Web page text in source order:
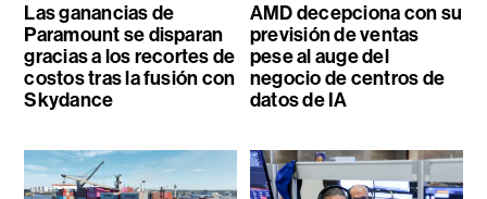
Las ganancias de
Paramount se disparan
gracias a los recortes de
costos tras la fusión con
Skydance
AMD decepciona con su
previsión de ventas
pese al auge del
negocio de centros de
datos de IA